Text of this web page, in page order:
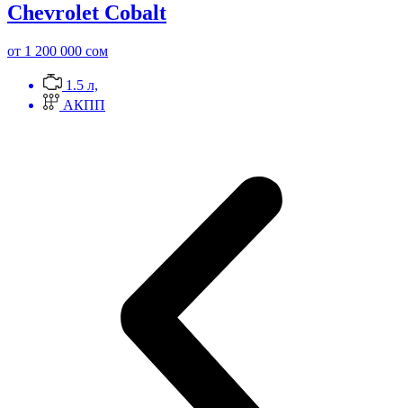
Chevrolet Cobalt
от 1 200 000 сом
1.5 л,
АКПП